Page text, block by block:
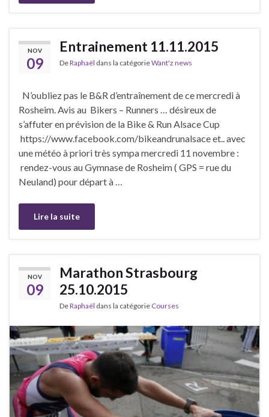
NOV
09
Entrainement 11.11.2015
DeRaphaël dans la catégorieWant'z news
N’oubliez pas le B&R d’entraînement de ce mercredi à
Rosheim. Avis au Bikers – Runners … désireux de
s’affuter en prévision de la Bike & Run Alsace Cup
https://www.facebook.com/bikeandrunalsace et.. avec
une météo à priori très sympa mercredi 11 novembre :
rendez-vous au Gymnase de Rosheim ( GPS = rue du
Neuland) pour départ à …
Lire la suite
NOV
09
Marathon Strasbourg
25.10.2015
DeRaphaël dans la catégorie Courses